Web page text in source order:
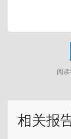
阅
相关报